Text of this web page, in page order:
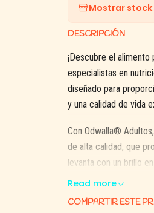
Mostrar
DESCRIPCIÓN
¡Descubre el
especialistas en
diseñado para
y una calidad de vida
Con Odwalla®
de alta calidad, que
levanta con un brillo
vida le depare.
La asimilación de
Read more
COMPARTIR ESTE